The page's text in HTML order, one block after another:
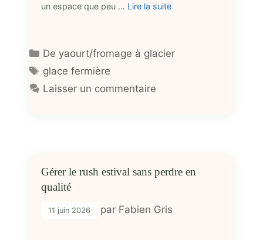
un espace que peu … Lire la suite
Catégories
De yaourt/fromage à glacier
Étiquettes
glace fermière
Laisser un commentaire
Gérer le rush estival sans perdre en
qualité
11 juin 2026 par Fabien Gris